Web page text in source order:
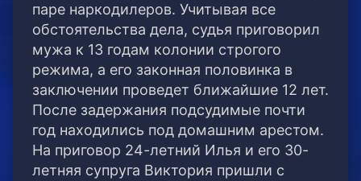
паре наркодилеров. Учитывая все
обстоятельства дела, судья приговорил
мужа к 13 годам колонии строгого
режима, а его законная половинка в
заключении проведет ближайшие 12 лет.
После задержания подсудимые почти
год находились под домашним арестом.
На приговор 24-летний Илья и его 30-
летняя супруга Виктория пришли с